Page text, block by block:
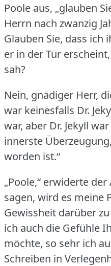
Poole aus, „glauben
Herrn nach zwanzig
Glauben Sie, dass ich
er in der Tür
sah?
Nein, gnädiger Herr,
war keinesfalls Dr.
war, aber Dr. Jekyll
innerste
worden ist.“
„Poole,“ erwiderte
sagen, wird es meine
Gewissheit darüber
ich auch die Gefühle
möchte, so sehr ich
Schreiben in